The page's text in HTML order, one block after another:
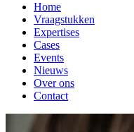
Home
Vraagstukken
Expertises
Cases
Events
Nieuws
Over ons
Contact